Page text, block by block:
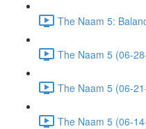
The Naam 5:
The Naam 5 (06-
The Naam 5 (06-
The Naam 5 (06-